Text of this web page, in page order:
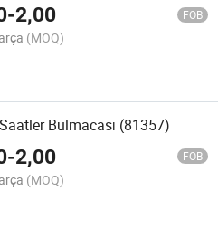
-2,00 FOB
(MOQ)
Bulmacası (81357)
-2,00 FOB
(MOQ)